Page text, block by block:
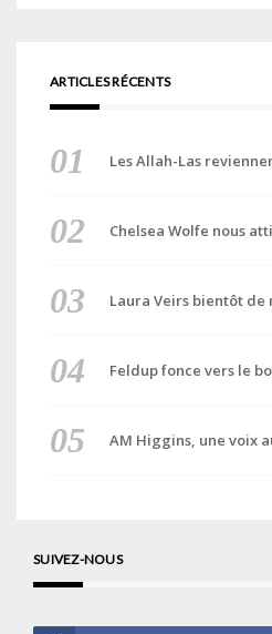
ARTICLES RÉCENTS
Les Allah-Las
Chelsea Wolfe nous
Laura Veirs bientôt de
Feldup fonce vers le
AM Higgins, une voix
SUIVEZ-NOUS